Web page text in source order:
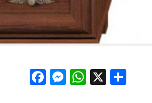
Facebook
Messenger
WhatsApp
X